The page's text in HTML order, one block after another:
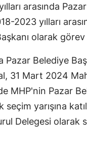
arasında
2023 yılları
olarak görev
Pazar Belediye
31 Mart 2024
MHP'nin Pazar
seçim yarışına
Delegesi olarak